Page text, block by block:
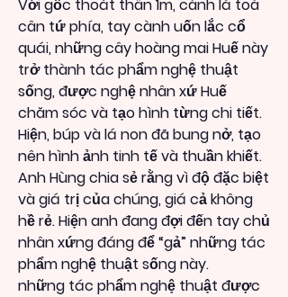
Với gốc thoát thân 1m, cành lá toà
cân tứ phía, tay cành uốn lắc cổ
quái, những cây hoàng mai Huế này
trở thành tác phẩm nghệ thuật
sống, được nghệ nhân xứ Huế
chăm sóc và tạo hình từng chi tiết.
Hiện, búp và lá non đã bung nở, tạo
nên hình ảnh tinh tế và thuần khiết.
Anh Hùng chia sẻ rằng vì độ đặc biệt
và giá trị của chúng, giá cả không
hề rẻ. Hiện anh đang đợi đến tay chủ
nhân xứng đáng để “gả” những tác
phẩm nghệ thuật sống này.
những tác phẩm nghệ thuật được